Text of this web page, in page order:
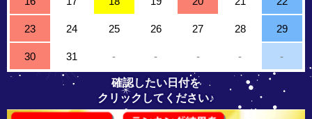
23 24 25 26 27 28 29
30 31 - - - - -
確認したい日付を
クリックしてください♪